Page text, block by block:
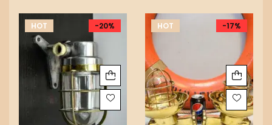
HOT -20% HOT -17%